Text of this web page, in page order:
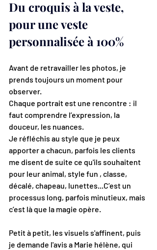
Du croquis à la veste,
pour une veste
personnalisée à 100%
Avant de retravailler les photos, je
prends toujours un moment pour
observer.
Chaque portrait est une rencontre : il
faut comprendre l’expression, la
douceur, les nuances.
Je réfléchis au style que je peux
apporter a chacun, parfois les clients
me disent de suite ce qu'ils souhaitent
pour leur animal, style fun , classe,
décalé, chapeau, lunettes...C’est un
processus long, parfois minutieux, mais
c’est là que la magie opère.
Petit à petit, les visuels s'affinent, puis
je demande l'avis a Marie hélène, qui